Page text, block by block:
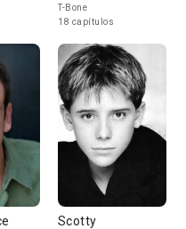
T-Bone
18 capítulos
Scotty